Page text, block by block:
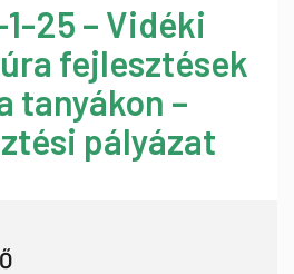
25 – Vidéki
fejlesztések
tanyákon –
pályázat